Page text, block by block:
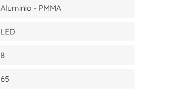
Aluminio - PMMA
LED
8
65